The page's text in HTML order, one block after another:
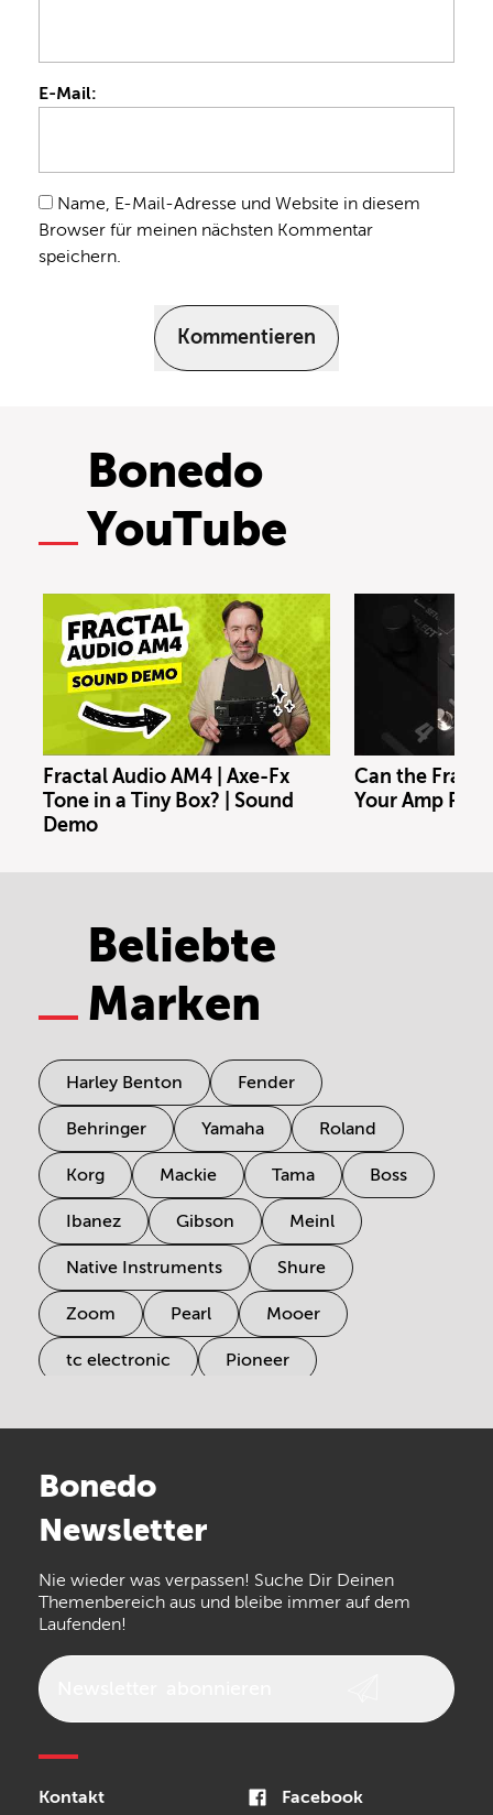
E-Mail:
Name, E-Mail-Adresse und Website in diesem
Browser für meinen nächsten Kommentar
speichern.
Kommentieren
Bonedo
YouTube
Fractal Audio AM4 | Axe-Fx
Tone in a Tiny Box? | Sound
Demo
Can the
Your Amp Rig?
Beliebte
Marken
Harley Benton Fender
Behringer Yamaha Roland
Korg Mackie Tama Boss
Ibanez Gibson Meinl
Native Instruments Shure
Zoom Pearl Mooer
tc electronic Pioneer
Arturia
the t.bone
Walrus Audio Epiphone
Bonedo
Newsletter
Nie wieder was verpassen! Suche Dir Deinen
Themenbereich aus und bleibe immer auf dem
Laufenden!
Kontakt Facebook